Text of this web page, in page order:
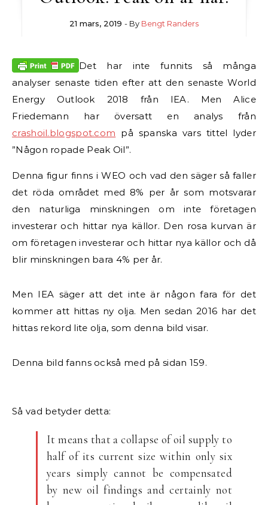
21 mars, 2019 - By Bengt Randers
Det har inte funnits så många
analyser senaste tiden efter att den senaste World
Energy Outlook 2018 från IEA. Men Alice
Friedemann har översatt en analys från
crashoil.blogspot.com på spanska vars tittel lyder
”Någon ropade Peak Oil”.
Denna figur finns i WEO och vad den säger så faller
det röda området med 8% per år som motsvarar
den naturliga minskningen om inte företagen
investerar och hittar nya källor. Den rosa kurvan är
om företagen investerar och hittar nya källor och då
blir minskningen bara 4% per år.
Men IEA säger att det inte är någon fara för det
kommer att hittas ny olja. Men sedan 2016 har det
hittas rekord lite olja, som denna bild visar.
Denna bild fanns också med på sidan 159.
Så vad betyder detta:
It means that a collapse of oil supply to
half of its current size within only six
years simply cannot be compensated
by new oil findings and certainly not